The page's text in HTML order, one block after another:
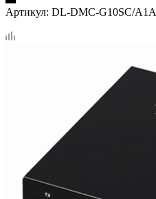
Артикул: DL-DMC-G10SC/A1A